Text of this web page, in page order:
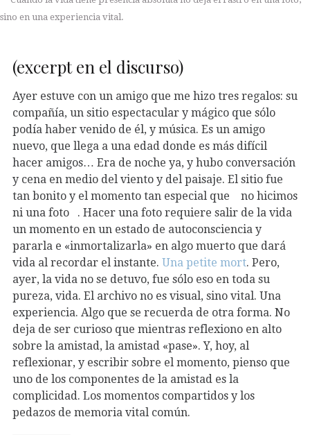
sino en una experiencia vital.
(excerpt en el discurso)
Ayer estuve con un amigo que me hizo tres regalos: su
compañía, un sitio espectacular y mágico que sólo
podía haber venido de él, y música. Es un amigo
nuevo, que llega a una edad donde es más difícil
hacer amigos… Era de noche ya, y hubo conversación
y cena en medio del viento y del paisaje. El sitio fue
tan bonito y el momento tan especial que
no hicimos
ni una foto
. Hacer una foto requiere salir de la vida
un momento en un estado de autoconsciencia y
pararla e «inmortalizarla» en algo muerto que dará
vida al recordar el instante. Una petite mort. Pero,
ayer, la vida no se detuvo, fue sólo eso en toda su
pureza, vida. El archivo no es visual, sino vital. Una
experiencia. Algo que se recuerda de otra forma. No
deja de ser curioso que mientras reflexiono en alto
sobre la amistad, la amistad «pase». Y, hoy, al
reflexionar, y escribir sobre el momento, pienso que
uno de los componentes de la amistad es la
complicidad. Los momentos compartidos y los
pedazos de memoria vital común.